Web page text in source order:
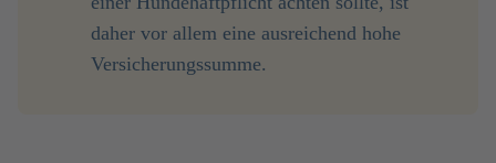
daher vor allem eine ausreichend hohe
Versicherungssumme.